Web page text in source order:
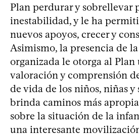
Plan perdurar y sobrellevar
inestabilidad, y le ha
nuevos apoyos, crecer y
Asimismo, la presencia de
organizada le otorga al Plan
valoración y comprensión
de vida de los niños, niñas y
brinda caminos más
sobre la situación de la
una interesante